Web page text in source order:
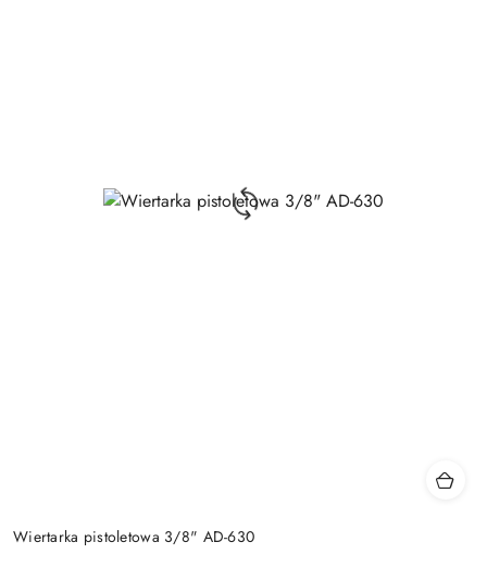
Wiertarka pistoletowa 3/8" AD-630